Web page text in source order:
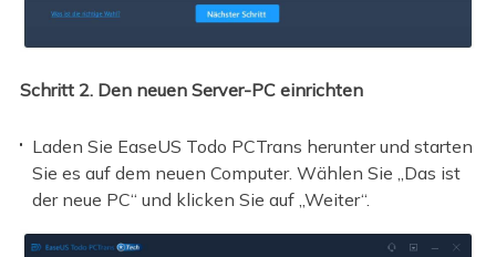
Schritt 2. Den neuen Server-PC einrichten
Laden Sie EaseUS Todo PCTrans herunter und starten
Sie es auf dem neuen Computer. Wählen Sie „Das ist
der neue PC“ und klicken Sie auf „Weiter“.